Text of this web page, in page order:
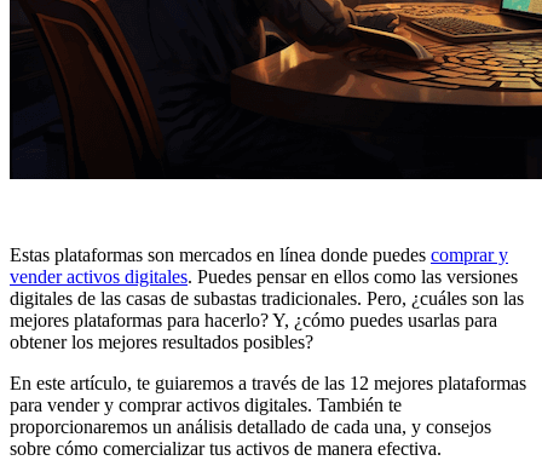
Estas plataformas son mercados en línea donde puedes comprar y
vender activos digitales. Puedes pensar en ellos como las versiones
digitales de las casas de subastas tradicionales. Pero, ¿cuáles son las
mejores plataformas para hacerlo? Y, ¿cómo puedes usarlas para
obtener los mejores resultados posibles?
En este artículo, te guiaremos a través de las 12 mejores plataformas
para vender y comprar activos digitales. También te
proporcionaremos un análisis detallado de cada una, y consejos
sobre cómo comercializar tus activos de manera efectiva.